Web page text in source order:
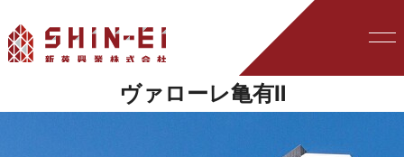
ヴァローレ亀有Ⅱ